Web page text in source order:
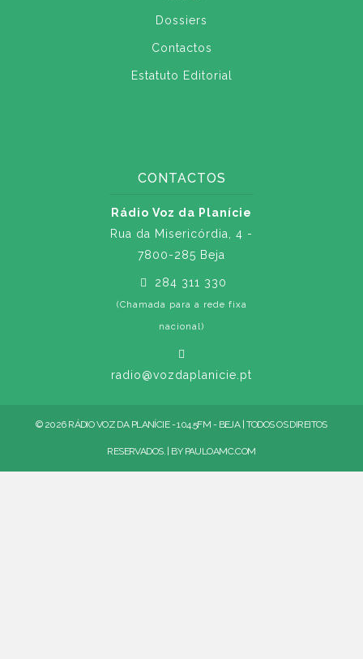
Dossiers
Contactos
Estatuto Editorial
CONTACTOS
Rádio Voz da Planície
Rua da Misericórdia, 4 -
7800-285 Beja
284 311 330
(Chamada para a rede fixa
nacional)
radio@vozdaplanicie.pt
© 2026 RÁDIO VOZ DA PLANÍCIE - 104.5FM - BEJA | TODOS OS DIREITOS
RESERVADOS. | BY PAULOAMC.COM